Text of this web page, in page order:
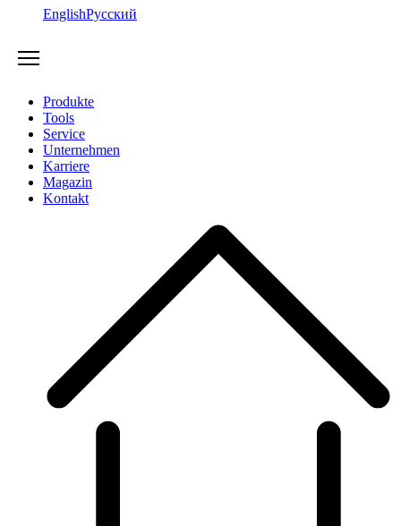
EnglishРусский
Produkte
Tools
Service
Unternehmen
Karriere
Magazin
Kontakt